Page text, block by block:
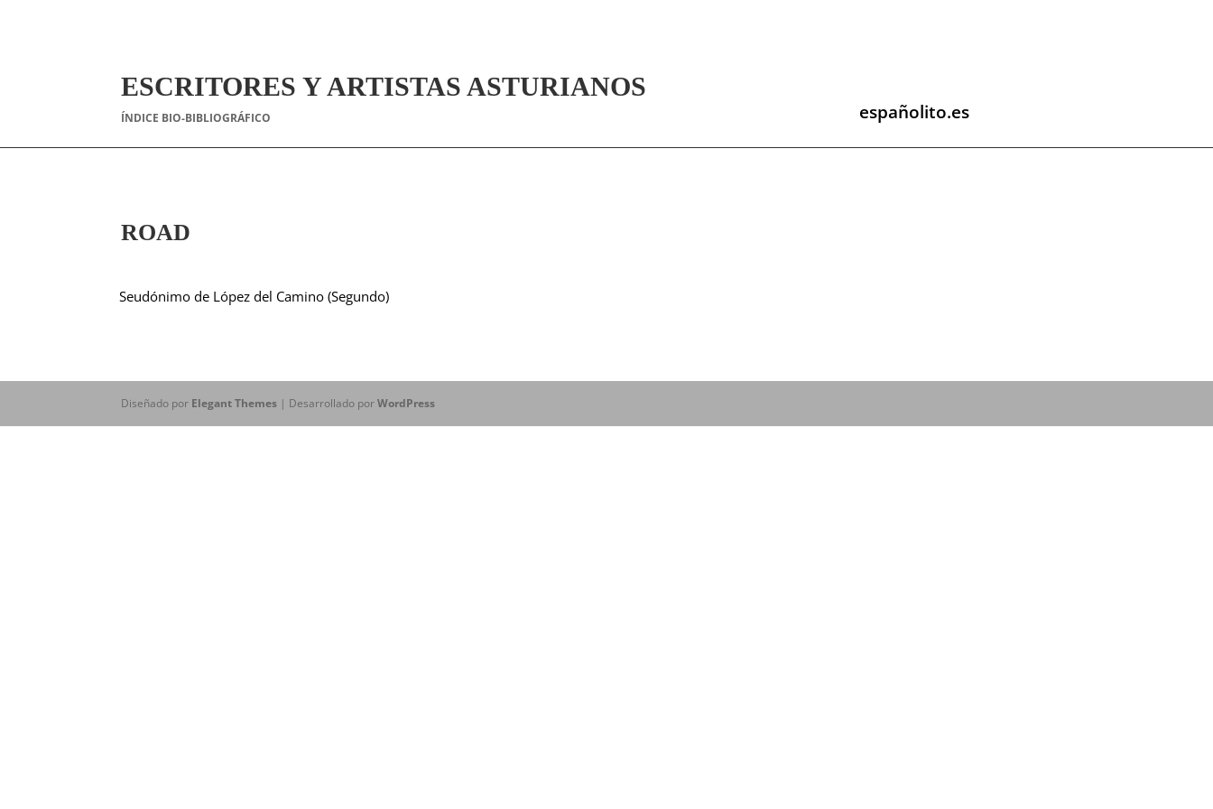
ESCRITORES Y ARTISTAS ASTURIANOS
ÍNDICE BIO-BIBLIOGRÁFICO españolito.es
ROAD
Seudónimo de López del Camino (Segundo)
Diseñado por Elegant Themes | Desarrollado porWordPress